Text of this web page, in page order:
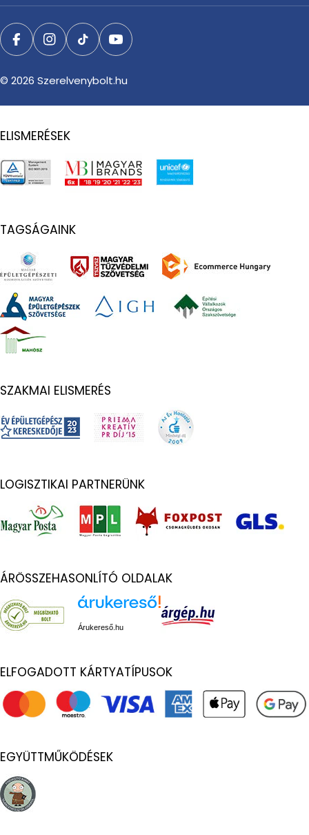
FacebookInstagram
TikTokYouTube
© 2026 Szerelvenybolt.hu
ELISMERÉSEK
TAGSÁGAINK
SZAKMAI ELISMERÉS
LOGISZTIKAI PARTNERÜNK
ÁRÖSSZEHASONLÍTÓ OLDALAK
Árukereső.hu
ELFOGADOTT KÁRTYATÍPUSOK
EGYÜTTMŰKÖDÉSEK